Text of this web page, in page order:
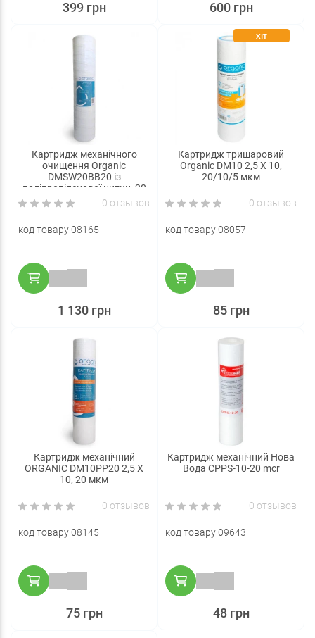
399 грн 600 грн
Картридж механічного
очищення Organic
DMSW20BB20 із
поліпропіленової нитки, 20
мкм (Big Blue 20)0 отзывов
код товару 08165
1 130 грн
ХІТ
Картридж тришаровий
Organic DM10 2,5 Х 10,
20/10/5 мкм
0 отзывов
код товару 08057
85 грн
Картридж механічний
ORGANIC DM10PP20 2,5 Х
10, 20 мкм
0 отзывов
код товару 08145
75 грн
Картридж механічний Нова
Вода CPPS-10-20 mcr
0 отзывов
код товару 09643
48 грн